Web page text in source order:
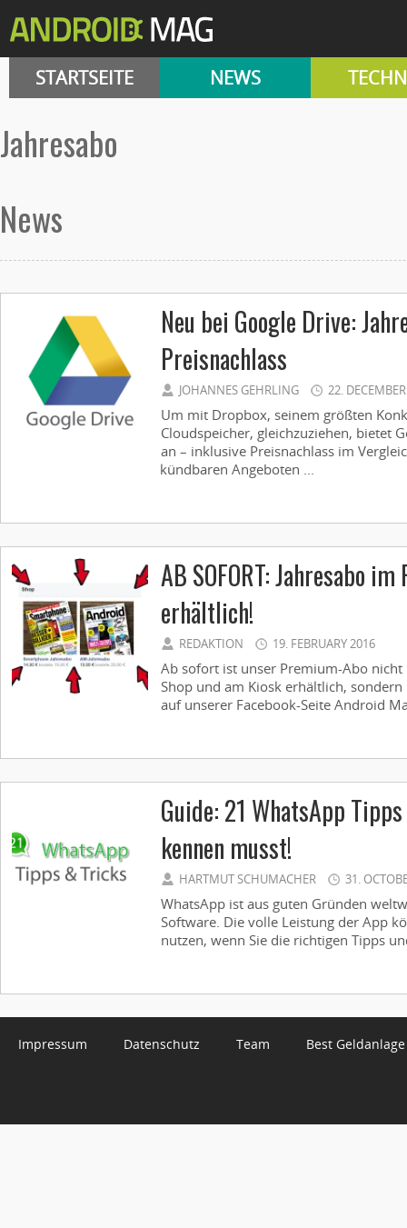
STARTSEITE NEWS
Jahresabo
News
Neu bei Google Drive:
Preisnachlass
JOHANNES GEHRLING 22.
Um mit Dropbox, seinem größten
Cloudspeicher, gleichzuziehen, bietet
an – inklusive Preisnachlass im
kündbaren Angeboten ...
AB SOFORT: Jahresabo im
erhältlich!
REDAKTION 19. FEBRUARY 2016
Ab sofort ist unser Premium-Abo
Shop und am Kiosk erhältlich,
auf unserer Facebook-Seite Android
Guide: 21 WhatsApp
kennen musst!
HARTMUT SCHUMACHER 31.
WhatsApp ist aus guten Gründen
Software. Die volle Leistung der App
nutzen, wenn Sie die richtigen Tipps
Impressum Datenschutz Team Best Geldanlage